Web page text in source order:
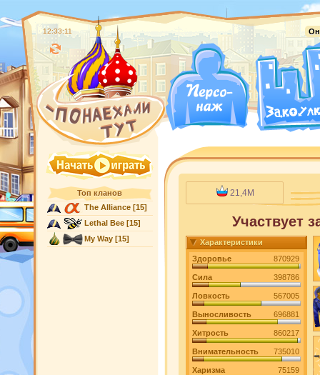
12:33:12
Топ кланов
The Alliance[15]
Lethal Bee[15]
My Way[15]
Участвует
21,4M
Характеристики
Здоровье
870929
Сила 398786
Ловкость 567005
Выносливость 696881
Хитрость 860217
Внимательность 735010
Харизма 75159